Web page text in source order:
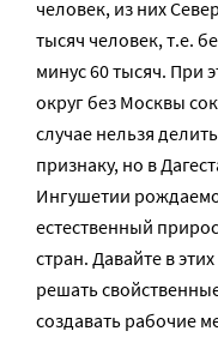
человек, из них
тысяч человек, т.е.
минус 60 тысяч. При
округ без Москвы
случае нельзя
признаку, но в
Ингушетии
естественный
стран. Давайте в
решать
создавать рабочие